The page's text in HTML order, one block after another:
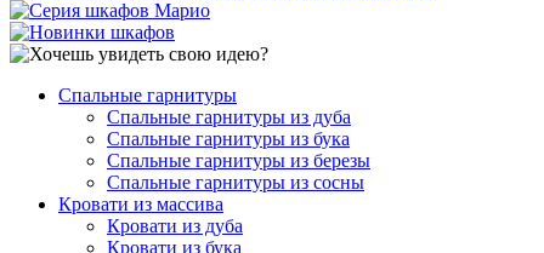
Спальные гарнитуры
Спальные гарнитуры из дуба
Спальные гарнитуры из бука
Спальные гарнитуры из березы
Спальные гарнитуры из сосны
Кровати из массива
Кровати из дуба
Кровати из бука